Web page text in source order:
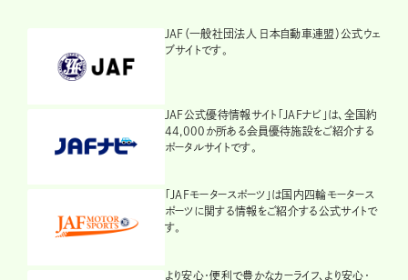
JAF（一般社団法人 日本自動車連盟）公式ウェ
ブサイトです。
JAF公式優待情報サイト「JAFナビ」は、全国約
44,000か所ある会員優待施設をご紹介する
ポータルサイトです。
「JAFモータースポーツ」は国内四輪モータース
ポーツに関する情報をご紹介する公式サイトで
す。
より安心・便利で豊かなカーライフ、より安心・